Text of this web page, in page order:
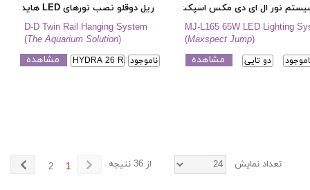
(براکت اسلیم لاین هایدرا)
نور ال ای دی مکس اسپکت ام جی- ال ۱۶۵
MJ-L165 65W LED Lighting
(Maxspect Jump)
دو تایی مشاهده
ریل دوقلو نصب نورهای LED هایدرا
D-D Twin Rail Hanging System
(The Aquarium Solution)
ناموجود
HYDRA 26 RAIL 36 in مشاهده
تعداد نمایش از 36 نتیجه 1
2